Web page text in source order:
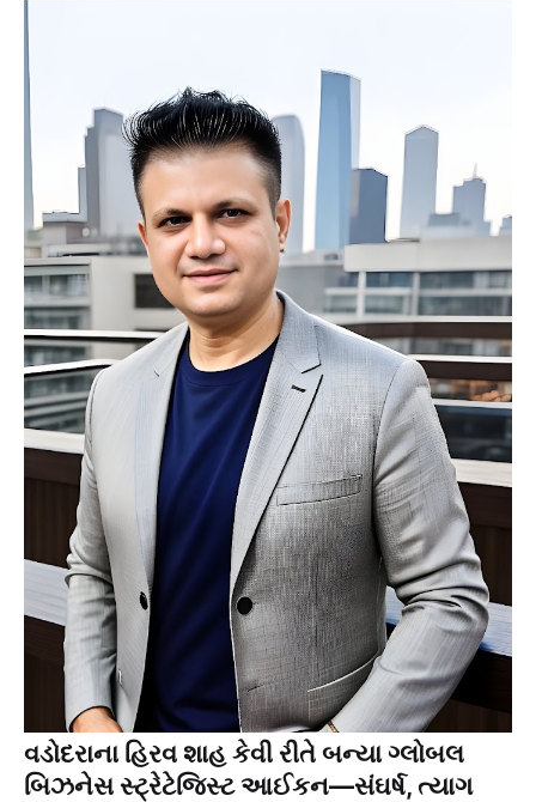
વડોદરાના હિરવ શાહ કેવી રીતે બન્યા ગ્લોબલ
બિઝનેસ સ્ટ્રેટેજિસ્ટ આઈકન—સંઘર્ષ, ત્યાગ